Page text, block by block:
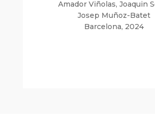
Amador Viñolas, Joaquin
Josep Muñoz-Batet
Barcelona, 2024